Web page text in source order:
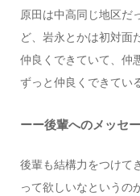
原田は中高同じ地区だ
ど、岩永とかは初対面
仲良くできていて、仲
ずっと仲良くできてい
ーー後輩へのメッセ
後輩も結構力をつけて
って欲しいなというの